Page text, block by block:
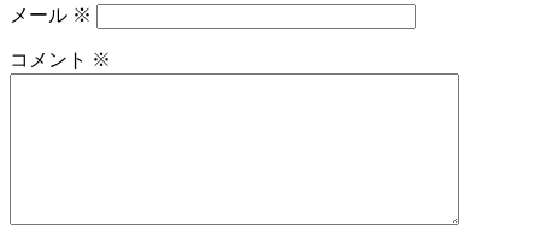
メール ※
コメント ※